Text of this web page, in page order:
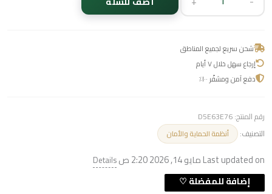
شحن سريع لجميع المناطق
إرجاع سهل خلال ٧ أيام
دفع آمن ومشفّر ١٠٠٪
رقم المنتج:D5E63E76
التصنيف:
أنظمة الحماية والأمان
Last updated on مايو 14, 2026 2:20 ص Details